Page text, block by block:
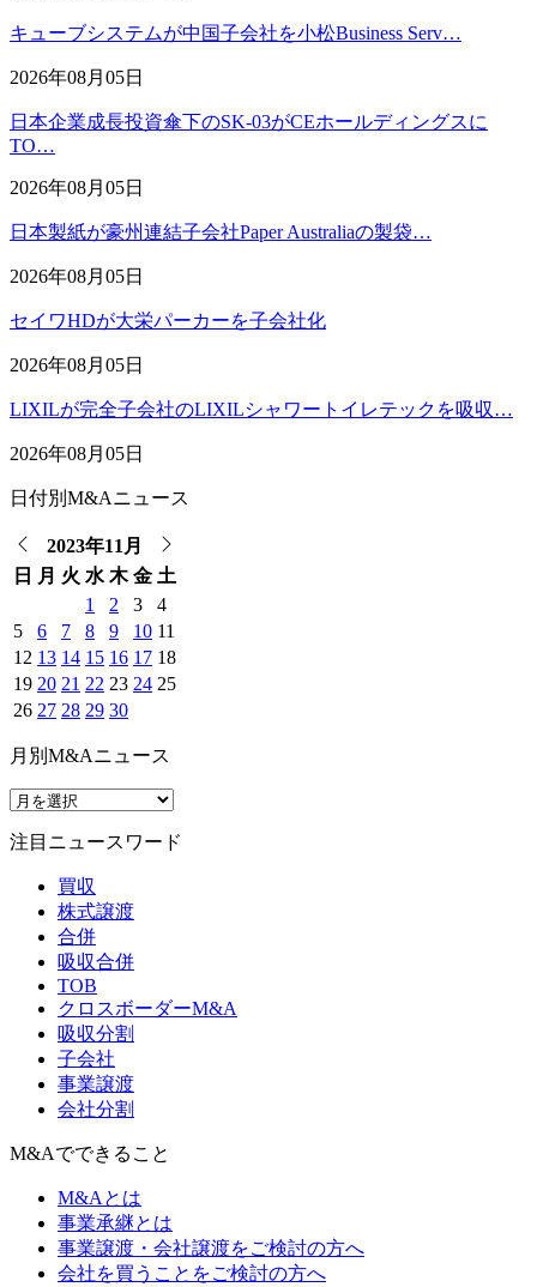
キューブシステムが中国子会社を小松Business Serv…
2026年08月05日
日本企業成長投資傘下のSK-03がCEホールディングスに
TO…
2026年08月05日
日本製紙が豪州連結子会社Paper Australiaの製袋…
2026年08月05日
セイワHDが大栄パーカーを子会社化
2026年08月05日
LIXILが完全子会社のLIXILシャワートイレテックを吸収…
2026年08月05日
日付別M&Aニュース
2023年11月
日
月 火 水 木 金 土
1
2 3
4
5
6 7 8 9 10 11
12 13 14 15 16 17 18
19 20 21 22 23 24 25
26 27 28 29 30
月別M&Aニュース
注目ニュースワード
買収
株式譲渡
合併
吸収合併
TOB
クロスボーダーM&A
吸収分割
子会社
事業譲渡
会社分割
M&Aでできること
M&Aとは
事業承継とは
事業譲渡・会社譲渡をご検討の方へ
会社を買うことをご検討の方へ